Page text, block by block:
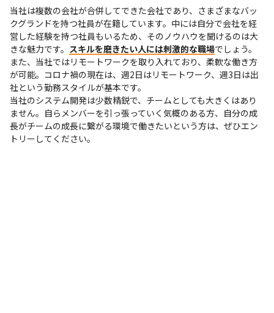
当社は複数の会社が合併してできた会社であり、さまざまなバッ
クグランドを持つ社員が在籍しています。中には自分で会社を経
営した経験を持つ社員もいるため、そのノウハウを聞けるのは大
きな魅力です。 スキルを磨きたい人には刺激的な職場でしょう。
また、当社ではリモートワークを取り入れており、柔軟な働き方
が可能。コロナ禍の現在は、週2日はリモートワーク、週3日は出
社という勤務スタイルが基本です。
当社のシステム開発は少数精鋭で、チームとしても大きくはあり
ません。自らメンバーを引っ張っていく気概のある方、自分の成
長がチームの成長に繋がる環境で働きたいという方は、ぜひエン
トリーしてください。